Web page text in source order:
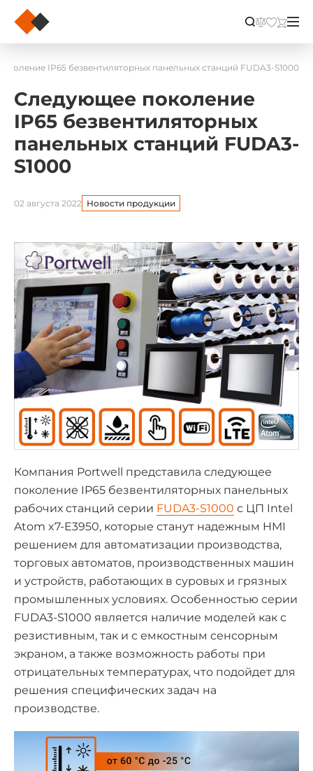
IP65 безвентиляторных панельных станций FUDA3-S1000
Следующее поколение
IP65 безвентиляторных
панельных станций FUDA3-
S1000
02 августа 2022 Новости продукции
Компания Portwell представила следующее
поколение IP65 безвентиляторных панельных
рабочих станций серии FUDA3-S1000 с ЦП Intel
Atom x7-E3950, которые станут надежным HMI
решением для автоматизации производства,
торговых автоматов, производственных машин
и устройств, работающих в суровых и грязных
промышленных условиях. Особенностью серии
FUDA3-S1000 является наличие моделей как с
резистивным, так и с емкостным сенсорным
экраном, а также возможность работы при
отрицательных температурах, что подойдет для
решения специфических задач на
производстве.